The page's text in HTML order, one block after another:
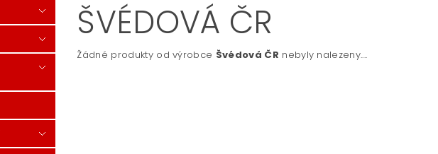
ŠVÉDOVÁ ČR
Žádné produkty od výrobce Švédová ČR nebyly nalezeny....